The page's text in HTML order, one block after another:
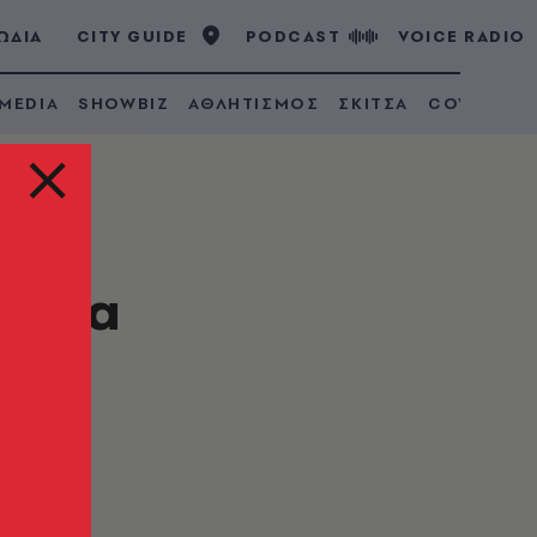
CITY GUIDE PODCAST VOICE RADIO
SHOWBIZ ΑΘΛΗΤΙΣΜΟΣ ΣΚΙΤΣΑ COVID 19